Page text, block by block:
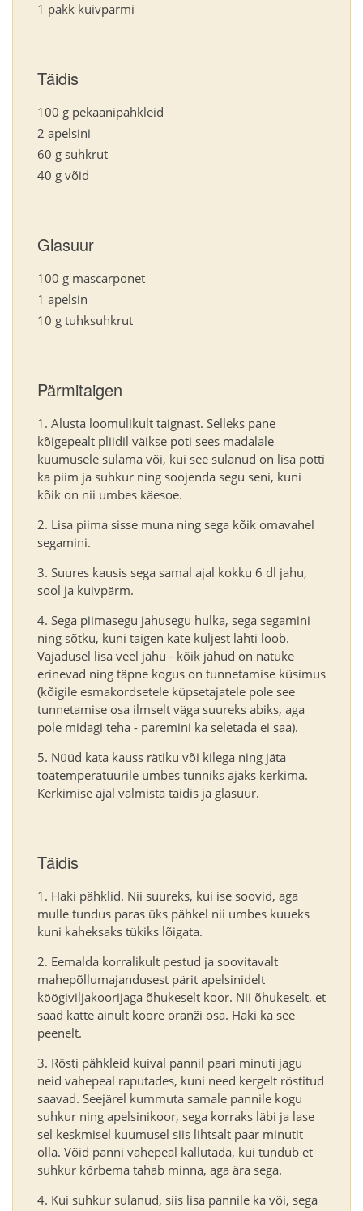
1 pakk kuivpärmi
Täidis
100 g pekaanipähkleid
2 apelsini
60 g suhkrut
40 g võid
Glasuur
100 g mascarponet
1 apelsin
10 g tuhksuhkrut
Pärmitaigen
Alusta loomulikult taignast. Selleks pane
kõigepealt pliidil väikse poti sees madalale
kuumusele sulama või, kui see sulanud on lisa potti
ka piim ja suhkur ning soojenda segu seni, kuni
kõik on nii umbes käesoe.
Lisa piima sisse muna ning sega kõik omavahel
segamini.
Suures kausis sega samal ajal kokku 6 dl jahu,
sool ja kuivpärm.
Sega piimasegu jahusegu hulka, sega segamini
ning sõtku, kuni taigen käte küljest lahti lööb.
Vajadusel lisa veel jahu - kõik jahud on natuke
erinevad ning täpne kogus on tunnetamise küsimus
(kõigile esmakordsetele küpsetajatele pole see
tunnetamise osa ilmselt väga suureks abiks, aga
pole midagi teha - paremini ka seletada ei saa).
Nüüd kata kauss rätiku või kilega ning jäta
toatemperatuurile umbes tunniks ajaks kerkima.
Kerkimise ajal valmista täidis ja glasuur.
Täidis
Haki pähklid. Nii suureks, kui ise soovid, aga
mulle tundus paras üks pähkel nii umbes kuueks
kuni kaheksaks tükiks lõigata.
Eemalda korralikult pestud ja soovitavalt
mahepõllumajandusest pärit apelsinidelt
köögiviljakoorijaga õhukeselt koor. Nii õhukeselt, et
saad kätte ainult koore oranži osa. Haki ka see
peenelt.
Rösti pähkleid kuival pannil paari minuti jagu
neid vahepeal raputades, kuni need kergelt röstitud
saavad. Seejärel kummuta samale pannile kogu
suhkur ning apelsinikoor, sega korraks läbi ja lase
sel keskmisel kuumusel siis lihtsalt paar minutit
olla. Võid panni vahepeal kallutada, kui tundub et
suhkur kõrbema tahab minna, aga ära sega.
Kui suhkur sulanud, siis lisa pannile ka või, sega